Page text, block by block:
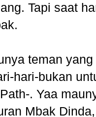
Tapi saat
teman
hari-bukan
. Yaa
Mbak